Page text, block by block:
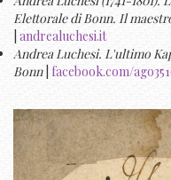
Elettorale di Bonn. Il
andrealuchesi.it
Andrea Luchesi. L'ultimo
Bonn facebook.com/